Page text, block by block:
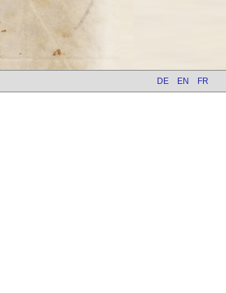
DE EN FR